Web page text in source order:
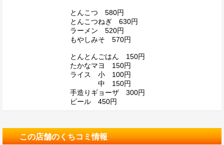
とんこつ 580円
とんこつねぎ 630円
ラーメン 520円
もやしみそ 570円
とんとんごはん 150円
たかなマヨ 150円
ライス 小 100円
中 150円
手造りギョーザ 300円
ビール 450円
この店舗のくちコミ情報